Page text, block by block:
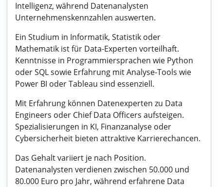
Intelligenz, während Datenanalysten
Unternehmenskennzahlen auswerten.
Ein Studium in Informatik, Statistik oder
Mathematik ist für Data-Experten vorteilhaft.
Kenntnisse in Programmiersprachen wie Python
oder SQL sowie Erfahrung mit Analyse-Tools wie
Power BI oder Tableau sind essenziell.
Mit Erfahrung können Datenexperten zu Data
Engineers oder Chief Data Officers aufsteigen.
Spezialisierungen in KI, Finanzanalyse oder
Cybersicherheit bieten attraktive Karrierechancen.
Das Gehalt variiert je nach Position.
Datenanalysten verdienen zwischen 50.000 und
80.000 Euro pro Jahr, während erfahrene Data